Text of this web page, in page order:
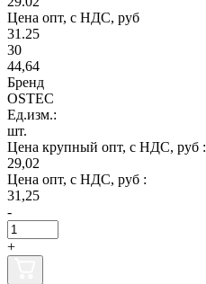
Цена опт, с НДС, руб
31.25
30
44,64
Бренд
OSTEC
Ед.изм.:
шт.
Цена крупный опт, с НДС, руб :
29,02
Цена опт, с НДС, руб :
31,25
-
+